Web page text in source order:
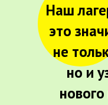
Наш
это
не
но и